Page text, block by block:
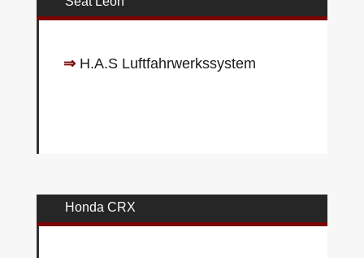
⇒H.A.S Luftfahrwerkssystem
Honda CRX